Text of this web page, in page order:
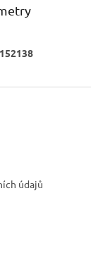
údajů